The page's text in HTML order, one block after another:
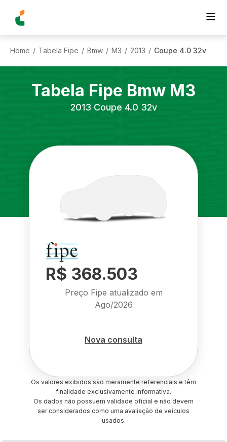
Home / Tabela Fipe / Bmw / M3 / 2013 / Coupe 4.0 32v
Tabela Fipe Bmw M3
2013 Coupe 4.0 32v
R$ 368.503
Preço Fipe atualizado em
Ago/2026
Nova consulta
Os valores exibidos são meramente referenciais e têm
finalidade exclusivamente informativa.
Os dados não possuem validade oficial e não devem
ser considerados como uma avaliação de veículos
usados.